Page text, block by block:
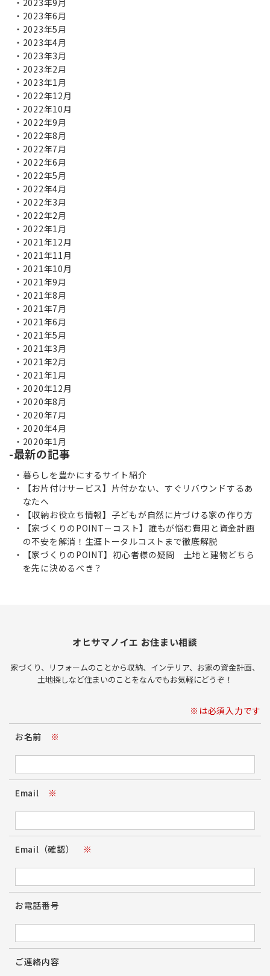
2023年9月
2023年6月
2023年5月
2023年4月
2023年3月
2023年2月
2023年1月
2022年12月
2022年10月
2022年9月
2022年8月
2022年7月
2022年6月
2022年5月
2022年4月
2022年3月
2022年2月
2022年1月
2021年12月
2021年11月
2021年10月
2021年9月
2021年8月
2021年7月
2021年6月
2021年5月
2021年3月
2021年2月
2021年1月
2020年12月
2020年8月
2020年7月
2020年4月
2020年1月
最新の記事
暮らしを豊かにするサイト紹介
【お片付けサービス】片付かない、すぐリバウンドするあ
なたへ
【収納お役立ち情報】子どもが自然に片づける家の作り方
【家づくりのPOINT－コスト】誰もが悩む費用と資金計画
の不安を解消！生涯トータルコストまで徹底解説
【家づくりのPOINT】初心者様の疑問 土地と建物どちら
を先に決めるべき？
オヒサマノイエ お住まい相談
家づくり、リフォームのことから収納、インテリア、お家の資金計画、
土地探しなど住まいのことをなんでもお気軽にどうぞ！
※は必須入力です
お名前 ※
Email ※
Email（確認） ※
お電話番号
ご連絡内容